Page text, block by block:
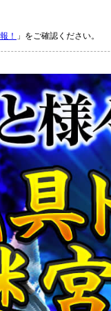
！ 」をご確認ください。